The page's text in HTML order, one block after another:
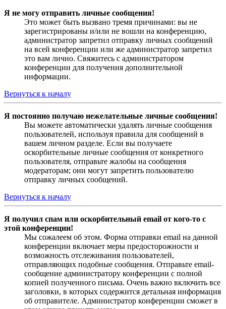
Я не могу отправить личные сообщения!
Это может быть вызвано тремя причинами: вы не
зарегистрированы и/или не вошли на конференцию,
администратор запретил отправку личных сообщений
на всей конференции или же администратор запретил
это вам лично. Свяжитесь с администратором
конференции для получения дополнительной
информации.
Вернуться к началу
Я постоянно получаю нежелательные личные сообщения!
Вы можете автоматически удалять личные сообщения
пользователей, используя правила для сообщений в
вашем личном разделе. Если вы получаете
оскорбительные личные сообщения от конкретного
пользователя, отправьте жалобы на сообщения
модераторам; они могут запретить пользователю
отправку личных сообщений.
Вернуться к началу
Я получил спам или оскорбительный email от кого-то с
этой конференции!
Мы сожалеем об этом. Форма отправки email на данной
конференции включает меры предосторожности и
возможность отслеживания пользователей,
отправляющих подобные сообщения. Отправьте email-
сообщение администратору конференции с полной
копией полученного письма. Очень важно включить все
заголовки, в которых содержится детальная информация
об отправителе. Администратор конференции сможет в